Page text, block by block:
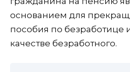
основанием для
пособия по безработице
качестве безработного.